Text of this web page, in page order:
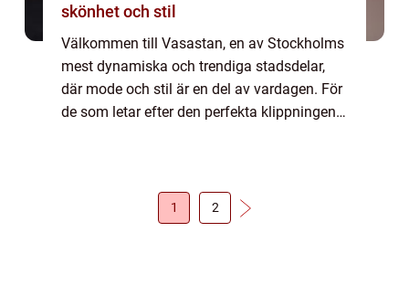
skönhet och stil
Välkommen till Vasastan, en av Stockholms
mest dynamiska och trendiga stadsdelar,
där mode och stil är en del av vardagen. För
de som letar efter den perfekta klippningen,
1 2